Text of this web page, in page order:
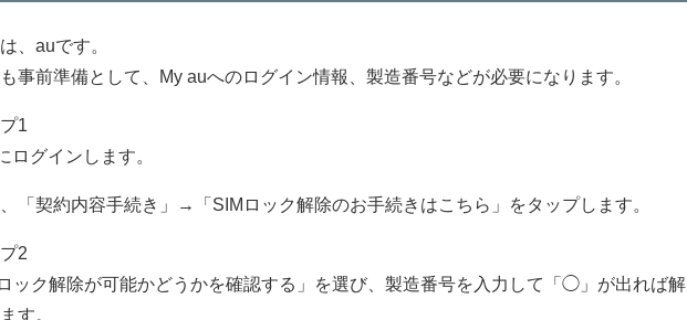
、auです。
事前準備として、My auへのログイン情報、製造番号などが必要になります。
1
ログインします。
「契約内容手続き」→「SIMロック解除のお手続きはこちら」をタップします。
2
ロック解除が可能かどうかを確認する」を選び、製造番号を入力して「◯」が出れば解
す。